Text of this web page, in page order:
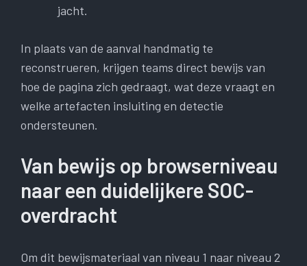
jacht.
In plaats van de aanval handmatig te
reconstrueren, krijgen teams direct bewijs van
hoe de pagina zich gedraagt, wat deze vraagt ​​en
welke artefacten insluiting en detectie
ondersteunen.
Van bewijs op browserniveau
naar een duidelijkere SOC-
overdracht
Om dit bewijsmateriaal van niveau 1 naar niveau 2